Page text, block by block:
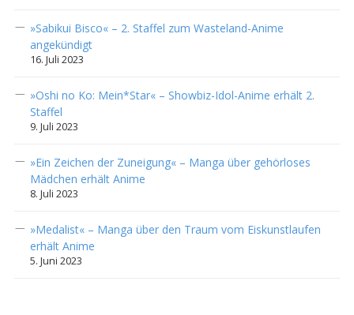
»Sabikui Bisco« – 2. Staffel zum Wasteland-Anime
angekündigt
16. Juli 2023
»Oshi no Ko: Mein*Star« – Showbiz-Idol-Anime erhält 2.
Staffel
9. Juli 2023
»Ein Zeichen der Zuneigung« – Manga über gehörloses
Mädchen erhält Anime
8. Juli 2023
»Medalist« – Manga über den Traum vom Eiskunstlaufen
erhält Anime
5. Juni 2023